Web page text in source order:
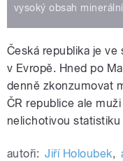
vysoký obsah
Česká republika je
v Evropě. Hned po
denně zkonzumovat
ČR republice ale
nelichotivou statistiku
autoři: Jiří Holoubek,